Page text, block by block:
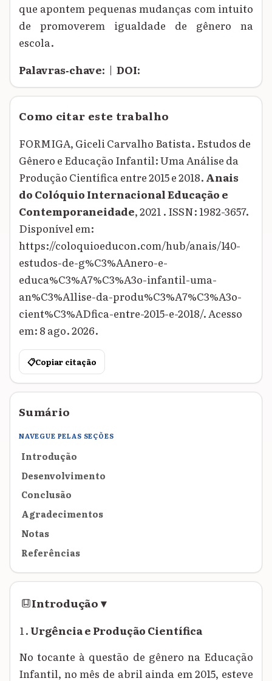
que apontem pequenas mudanças com intuito
de promoverem igualdade de gênero na
escola.
Palavras‑chave: | DOI:
Como citar este trabalho
FORMIGA, Giceli Carvalho Batista. Estudos de
Gênero e Educação Infantil: Uma Análise da
Produção Científica entre 2015 e 2018. Anais
do Colóquio Internacional Educação e
Contemporaneidade, 2021 . ISSN: 1982-3657.
Disponível em:
https://coloquioeducon.com/hub/anais/140-
estudos-de-g%C3%AAnero-e-
educa%C3%A7%C3%A3o-infantil-uma-
an%C3%A1lise-da-produ%C3%A7%C3%A3o-
cient%C3%ADfica-entre-2015-e-2018/. Acesso
em: 8 ago. 2026.
📋Copiar citação
Sumário
NAVEGUE PELAS SEÇÕES
Introdução
Desenvolvimento
Conclusão
Agradecimentos
Notas
Referências
Introdução▾
Urgência e Produção Científica
No tocante à questão de gênero na Educação
Infantil, no mês de abril ainda em 2015, esteve